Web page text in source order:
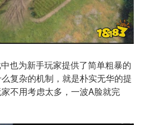
也为新手玩家提供了简单粗暴的
复杂的机制，就是朴实无华的提
不用考虑太多，一波A脸就完